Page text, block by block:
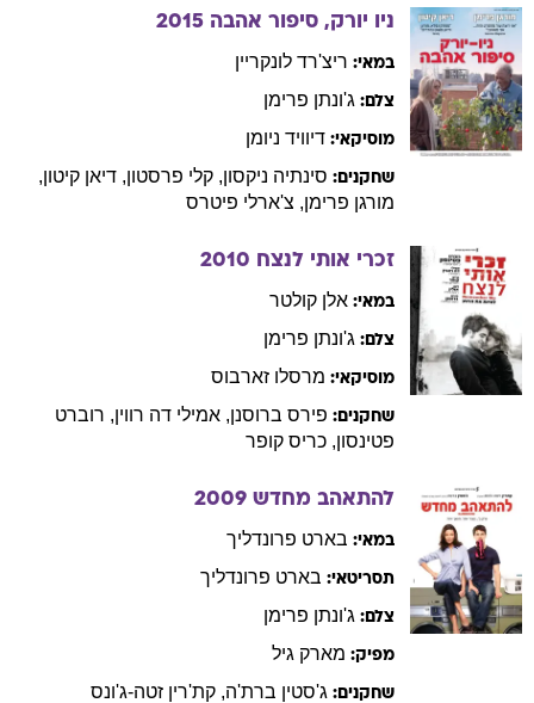
ניו יורק, סיפור אהבה 2015
במאי: ריצ'רד לונקריין
צלם: ג'ונתן פרימן
מוסיקאי: דיוויד ניומן
שחקנים: סינתיה ניקסון, קלי פרסטון, דיאן קיטון,
מורגן פרימן, צ'ארלי פיטרס
זכרי אותי לנצח 2010
במאי: אלן קולטר
צלם: ג'ונתן פרימן
מוסיקאי: מרסלו זארבוס
שחקנים: פירס ברוסנן, אמילי דה רווין, רוברט
פטינסון, כריס קופר
להתאהב מחדש 2009
במאי: בארט פרונדליך
תסריטאי: בארט פרונדליך
צלם: ג'ונתן פרימן
מפיק: מארק גיל
שחקנים: ג'סטין ברת'ה, קת'רין זטה-ג'ונס